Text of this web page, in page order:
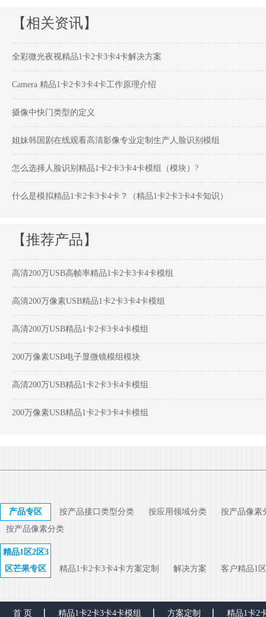
【相关资讯】
全彩微光夜视精品1卡2卡3卡4卡解决方案
Camera 精品1卡2卡3卡4卡工作原理介绍
摄像中快门类型的定义
姐妹韩国剧在线观看高清影像专业定制生产人脸识别模组
怎么选择人脸识别精品1卡2卡3卡4卡模组（模块）?
什么是模拟精品1卡2卡3卡4卡？（精品1卡2卡3卡4卡知识）
【推荐产品】
高清200万USB高帧率精品1卡2卡3卡4卡模组
高清200万像素USB精品1卡2卡3卡4卡模组
高清200万USB精品1卡2卡3卡4卡模组
200万像素USB电子显微镜模组模块
高清200万USB精品1卡2卡3卡4卡模组
200万像素USB精品1卡2卡3卡4卡模组
产品专区 按产品接口类型分类 按应用领域分类
按产品像素
按产品像素分类
精品1区2区3
区芒果专区
精品1卡2卡3卡4卡方案定制 解决方案 客户精品1
首 页 精品1卡2卡3卡4卡模组 方案定制 精品1卡2